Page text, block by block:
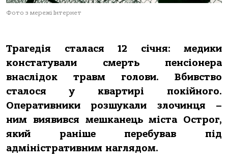
Фото з мережі Інтернет
Трагедія сталася 12 січня: медики
констатували смерть пенсіонера
внаслідок травм голови. Вбивство
сталося у квартирі покійного.
Оперативники розшукали злочинця –
ним виявився мешканець міста Острог,
який раніше перебував під
адміністративним наглядом.